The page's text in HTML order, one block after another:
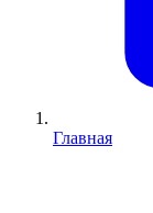
Главная